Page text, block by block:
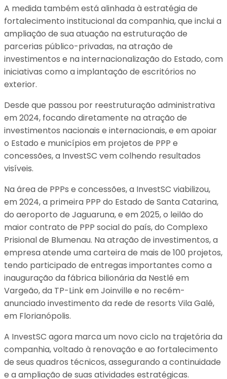
A medida também está alinhada à estratégia de
fortalecimento institucional da companhia, que inclui a
ampliação de sua atuação na estruturação de
parcerias público-privadas, na atração de
investimentos e na internacionalização do Estado, com
iniciativas como a implantação de escritórios no
exterior.
Desde que passou por reestruturação administrativa
em 2024, focando diretamente na atração de
investimentos nacionais e internacionais, e em apoiar
o Estado e municípios em projetos de PPP e
concessões, a InvestSC vem colhendo resultados
visíveis.
Na área de PPPs e concessões, a InvestSC viabilizou,
em 2024, a primeira PPP do Estado de Santa Catarina,
do aeroporto de Jaguaruna, e em 2025, o leilão do
maior contrato de PPP social do país, do Complexo
Prisional de Blumenau. Na atração de investimentos, a
empresa atende uma carteira de mais de 100 projetos,
tendo participado de entregas importantes como a
inauguração da fábrica bilionária da Nestlé em
Vargeão, da TP-Link em Joinville e no recém-
anunciado investimento da rede de resorts Vila Galé,
em Florianópolis.
A InvestSC agora marca um novo ciclo na trajetória da
companhia, voltado à renovação e ao fortalecimento
de seus quadros técnicos, assegurando a continuidade
e a ampliação de suas atividades estratégicas.